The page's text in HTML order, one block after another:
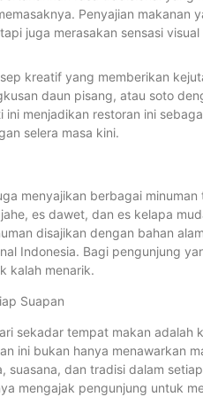
Penyajian makanan
juga merasakan sensasi
kreatif yang memberikan
daun pisang, atau soto
menjadikan restoran ini
selera masa kini.
menyajikan berbagai
es dawet, dan es kelapa
disajikan dengan bahan
Indonesia. Bagi pengunjung
kalah menarik.
Suapan
sekadar tempat makan
ini bukan hanya menawarkan
dan tradisi dalam
mengajak pengunjung untuk